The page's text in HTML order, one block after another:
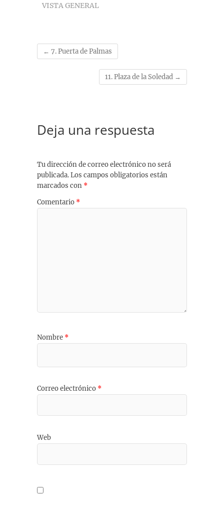
VISTA GENERAL
← 7. Puerta de Palmas
11. Plaza de la Soledad →
Deja una respuesta
Tu dirección de correo electrónico no será
publicada.Los campos obligatorios están
marcados con *
Comentario *
Nombre *
Correo electrónico *
Web